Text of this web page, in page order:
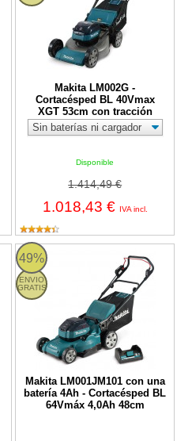
Makita LM002G -
Cortacésped BL 40Vmax
XGT 53cm con tracción
Disponible
1.414,49 €
1.018,43 € IVA incl.
49%
ENVIO
GRATIS
Makita LM001JM101 con una
batería 4Ah - Cortacésped BL
64Vmáx 4,0Ah 48cm
LM001JM101 Makita